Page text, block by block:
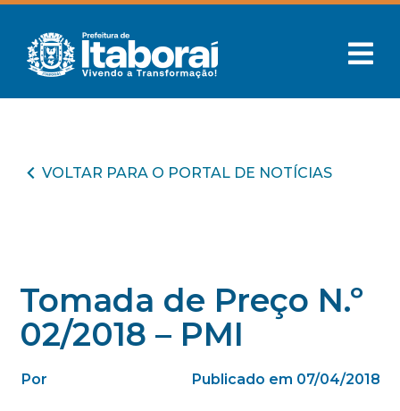
VOLTAR PARA O PORTAL DE NOTÍCIAS
Tomada de Preço N.º
02/2018 – PMI
Por Publicado em 07/04/2018